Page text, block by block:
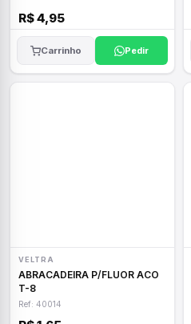
R$ 4,95
Carrinho Pedir
VELTRA
ABRACADEIRA P/FLUOR ACO
T-8
Ref: 40014